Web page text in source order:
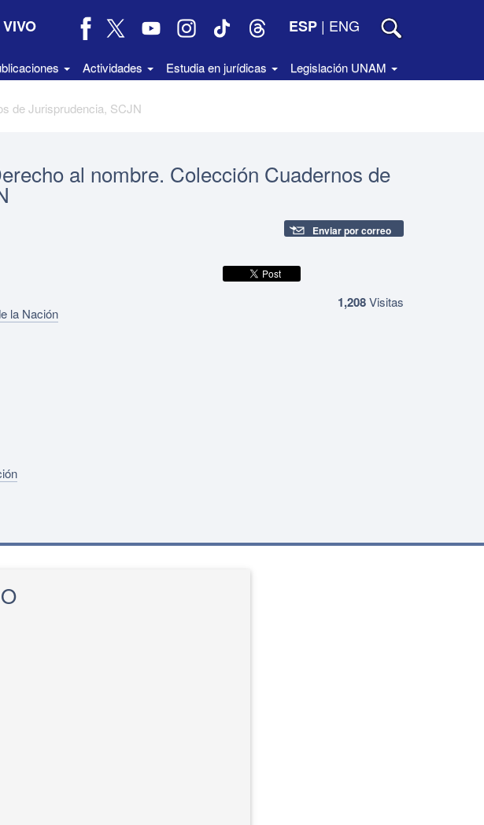
ESP | ENG
Actividades Estudia en jurídicas Legislación UNAM
de Jurisprudencia, SCJN
al nombre. Colección Cuadernos de
la Nación
Enviar por correo
1,208Visitas